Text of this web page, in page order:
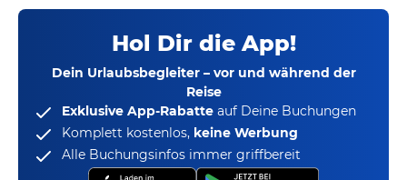
Hol Dir die App!
Dein Urlaubsbegleiter – vor und während der
Reise
Exklusive App-Rabatte auf Deine Buchungen
Komplett kostenlos, keine Werbung
Alle Buchungsinfos immer griffbereit